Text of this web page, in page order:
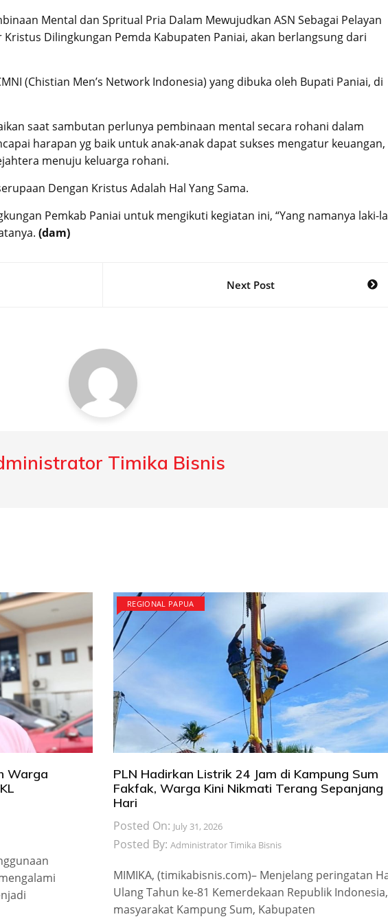
Mental dan Spritual Pria Dalam Mewujudkan ASN Sebagai Pelayan
Dilingkungan Pemda Kabupaten Paniai, akan berlangsung dari
(Chistian Men’s Network Indonesia) yang dibuka oleh Bupati Paniai, di
saat sambutan perlunya pembinaan mental secara rohani dalam
harapan yg baik untuk anak-anak dapat sukses mengatur keuangan,
menuju keluarga rohani.
Dengan Kristus Adalah Hal Yang Sama.
Pemkab Paniai untuk mengikuti kegiatan ini, “Yang namanya laki-
(dam)
Next Post
Timika Bisnis
Warga
REGIONAL PAPUA
PLN Hadirkan Listrik 24 Jam di Kampung Sum
Fakfak, Warga Kini Nikmati Terang Sepanjang
Hari
Posted On: July 31, 2026
Posted By: Administrator Timika Bisnis
MIMIKA, (timikabisnis.com)– Menjelang peringatan
Ulang Tahun ke-81 Kemerdekaan Republik Indonesia,
masyarakat Kampung Sum, Kabupaten